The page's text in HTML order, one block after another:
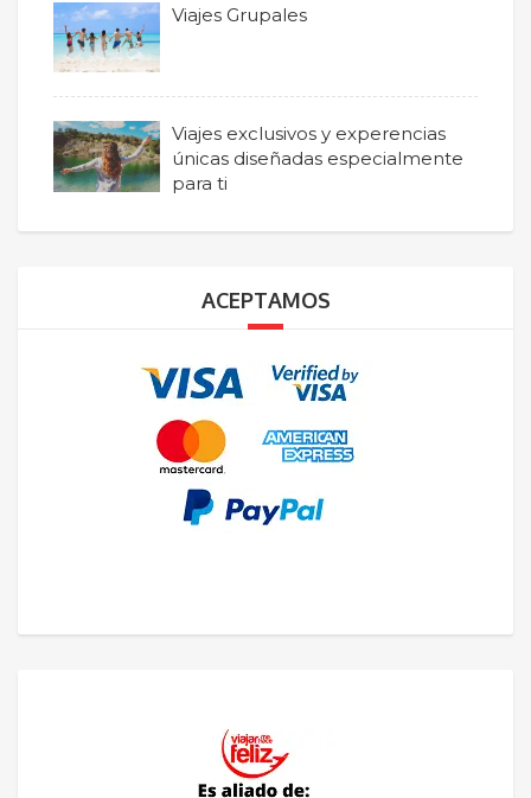
Viajes Grupales
Viajes exclusivos y experencias
únicas diseñadas especialmente
para ti
ACEPTAMOS